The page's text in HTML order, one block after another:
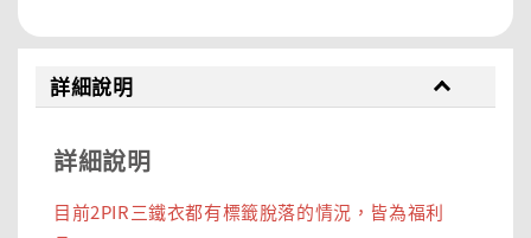
詳細說明
詳細說明
目前2PIR三鐵衣都有標籤脫落的情況，皆為福利